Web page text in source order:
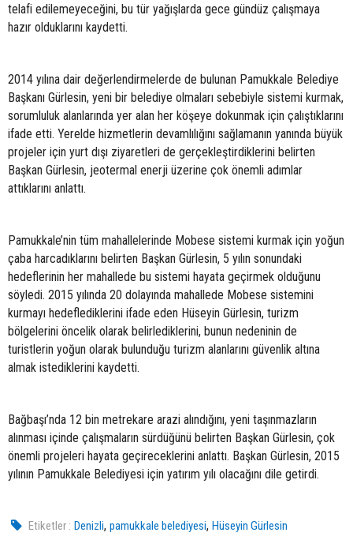
telafi edilemeyeceğini, bu tür yağışlarda gece gündüz çalışmaya
hazır olduklarını kaydetti.
2014 yılına dair değerlendirmelerde de bulunan Pamukkale Belediye
Başkanı Gürlesin, yeni bir belediye olmaları sebebiyle sistemi kurmak,
sorumluluk alanlarında yer alan her köşeye dokunmak için çalıştıklarını
ifade etti. Yerelde hizmetlerin devamlılığını sağlamanın yanında büyük
projeler için yurt dışı ziyaretleri de gerçekleştirdiklerini belirten
Başkan Gürlesin, jeotermal enerji üzerine çok önemli adımlar
attıklarını anlattı.
Pamukkale’nin tüm mahallelerinde Mobese sistemi kurmak için yoğun
çaba harcadıklarını belirten Başkan Gürlesin, 5 yılın sonundaki
hedeflerinin her mahallede bu sistemi hayata geçirmek olduğunu
söyledi. 2015 yılında 20 dolayında mahallede Mobese sistemini
kurmayı hedeflediklerini ifade eden Hüseyin Gürlesin, turizm
bölgelerini öncelik olarak belirlediklerini, bunun nedeninin de
turistlerin yoğun olarak bulunduğu turizm alanlarını güvenlik altına
almak istediklerini kaydetti.
Bağbaşı’nda 12 bin metrekare arazi alındığını, yeni taşınmazların
alınması içinde çalışmaların sürdüğünü belirten Başkan Gürlesin, çok
önemli projeleri hayata geçireceklerini anlattı. Başkan Gürlesin, 2015
yılının Pamukkale Belediyesi için yatırım yılı olacağını dile getirdi.
Etiketler : Denizli,pamukkale belediyesi,Hüseyin Gürlesin